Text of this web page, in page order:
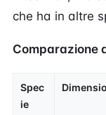
che ha in altre
Comparazione
Spec
ie